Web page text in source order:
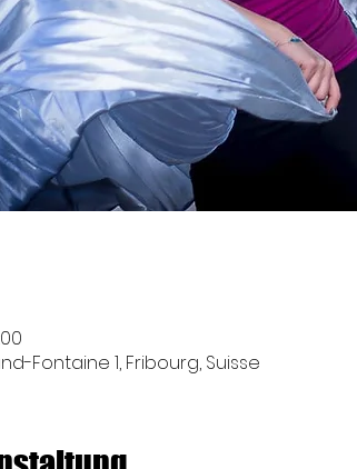
Fontaine 1, Fribourg, Suisse